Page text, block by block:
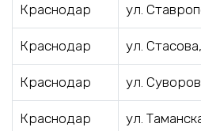
Краснодар ул.
Краснодар ул. Стасова,
Краснодар ул.
Краснодар ул.